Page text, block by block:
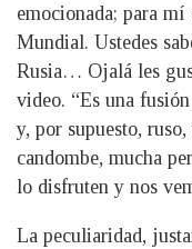
emocionada; para mí
Mundial. Ustedes
Rusia… Ojalá les
video. “Es una
y, por supuesto,
candombe, mucha
lo disfruten y nos
La peculiaridad,